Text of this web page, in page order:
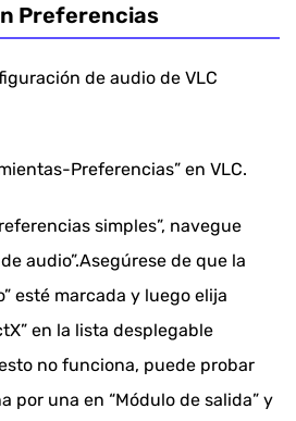
Preferencias
de audio de VLC
Preferencias” en VLC.
simples”, navegue
audio”.Asegúrese de que la
esté marcada y luego elija
en la lista desplegable
no funciona, puede probar
por una en “Módulo de salida” y